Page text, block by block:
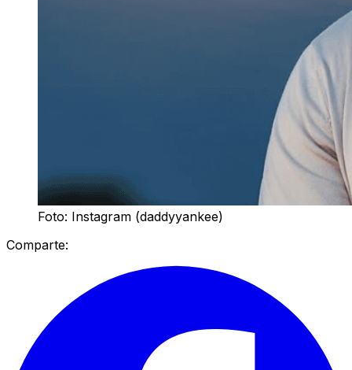
Foto: Instagram (daddyyankee)
Comparte: